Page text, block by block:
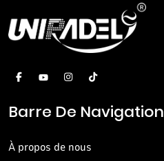
Barre De Navigation
À propos de nous